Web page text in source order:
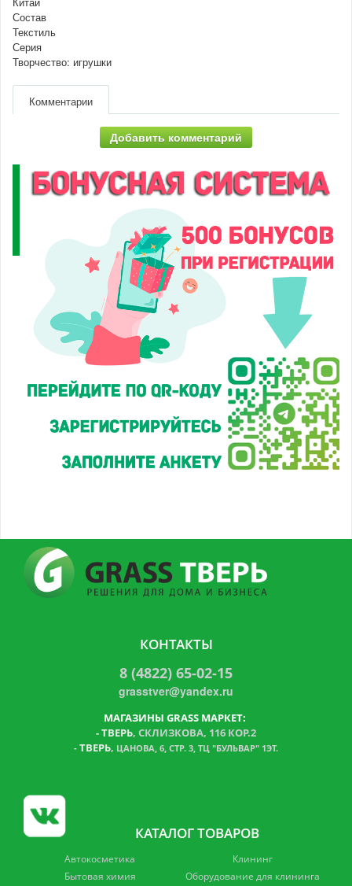
Состав
Текстиль
Серия
Творчество: игрушки
Комментарии
Добавить комментарий
КОНТАКТЫ
8 (4822) 65-02-15
grasstver@yandex.ru
МАГАЗИНЫ GRASS МАРКЕТ:
-ТВЕРЬ, СКЛИЗКОВА, 116 КОР.2
- ТВЕРЬ, ЦАНОВА, 6, СТР. 3, ТЦ "БУЛЬВАР" 1ЭТ.
КАТАЛОГ ТОВАРОВ
Автокосметика
Бытовая химия
Клининг
Оборудование для клининга